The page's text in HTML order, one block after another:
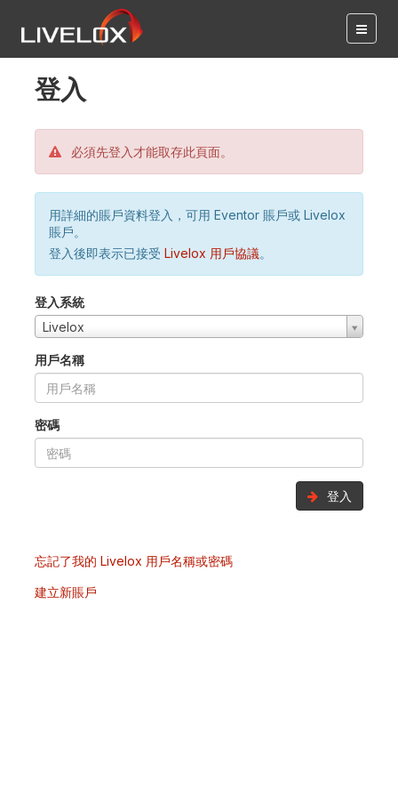
登入
必須先登入才能取存此頁面。
用詳細的賬戶資料登入，可用 Eventor 賬戶或 Livelox
賬戶。
登入後即表示已接受 Livelox 用戶協議。
登入系統
Livelox
用戶名稱
密碼
登入
忘記了我的 Livelox 用戶名稱或密碼
建立新賬戶